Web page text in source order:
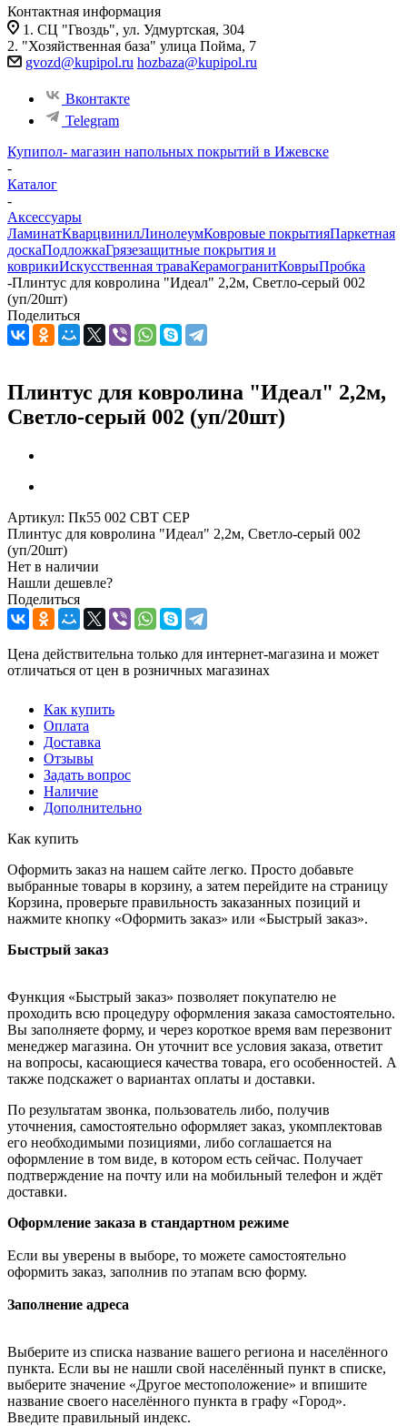
Контактная информация
1. СЦ "Гвоздь", ул. Удмуртская, 304
2. "Хозяйственная база" улица Пойма, 7
gvozd@kupipol.ru hozbaza@kupipol.ru
Вконтакте
Telegram
Купипол- магазин напольных покрытий в Ижевске
-
Каталог
-
Аксессуары
ЛаминатКварцвинилЛинолеумКовровые покрытияПаркетная
доскаПодложкаГрязезащитные покрытия и
коврикиИскусственная траваКерамогранитКоврыПробка
-Плинтус для ковролина "Идеал" 2,2м, Светло-серый 002
(уп/20шт)
Поделиться
Плинтус для ковролина "Идеал" 2,2м,
Светло-серый 002 (уп/20шт)
Артикул: Пк55 002 СВТ СЕР
Плинтус для ковролина "Идеал" 2,2м, Светло-серый 002
(уп/20шт)
Нет в наличии
Нашли дешевле?
Поделиться
Цена действительна только для интернет-магазина и может
отличаться от цен в розничных магазинах
Как купить
Оплата
Доставка
Отзывы
Задать вопрос
Наличие
Дополнительно
Как купить
Оформить заказ на нашем сайте легко. Просто добавьте
выбранные товары в корзину, а затем перейдите на страницу
Корзина, проверьте правильность заказанных позиций и
нажмите кнопку «Оформить заказ» или «Быстрый заказ».
Быстрый заказ
Функция «Быстрый заказ» позволяет покупателю не
проходить всю процедуру оформления заказа самостоятельно.
Вы заполняете форму, и через короткое время вам перезвонит
менеджер магазина. Он уточнит все условия заказа, ответит
на вопросы, касающиеся качества товара, его особенностей. А
также подскажет о вариантах оплаты и доставки.
По результатам звонка, пользователь либо, получив
уточнения, самостоятельно оформляет заказ, укомплектовав
его необходимыми позициями, либо соглашается на
оформление в том виде, в котором есть сейчас. Получает
подтверждение на почту или на мобильный телефон и ждёт
доставки.
Оформление заказа в стандартном режиме
Если вы уверены в выборе, то можете самостоятельно
оформить заказ, заполнив по этапам всю форму.
Заполнение адреса
Выберите из списка название вашего региона и населённого
пункта. Если вы не нашли свой населённый пункт в списке,
выберите значение «Другое местоположение» и впишите
название своего населённого пункта в графу «Город».
Введите правильный индекс.